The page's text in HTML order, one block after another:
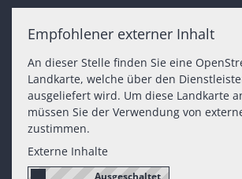
Empfohlener externer Inhalt
An dieser Stelle finden Sie eine
Landkarte, welche über den
ausgeliefert wird. Um diese Landkarte
müssen Sie der Verwendung von
zustimmen.
Externe Inhalte